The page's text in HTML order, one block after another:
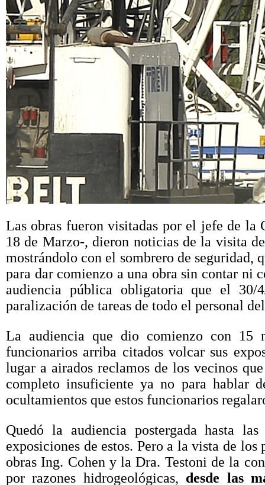
Las obras fueron visitadas por el jefe de
18 de Marzo-, dieron noticias de la visita
mostrándolo con el sombrero de seguridad,
para dar comienzo a una obra sin contar
audiencia pública obligatoria que el
paralización de tareas de todo el personal
La audiencia que dio comienzo con 15
funcionarios arriba citados volcar sus
lugar a airados reclamos de los vecinos
completo insuficiente ya no para hablar
ocultamientos que estos funcionarios
Quedó la audiencia postergada hasta
exposiciones de estos. Pero a la vista de
obras Ing. Cohen y la Dra. Testoni de la
por razones hidrogeológicas, desde las